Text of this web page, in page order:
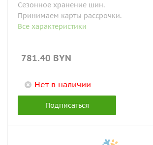
Сезонное хранение шин.
Принимаем карты рассрочки.
Все характеристики
781.40 BYN
Нет в наличии
Подписаться